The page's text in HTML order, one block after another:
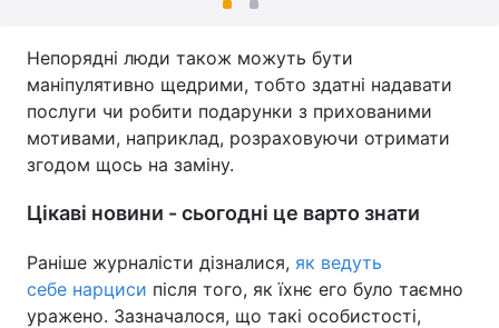
Непорядні люди також можуть бути
маніпулятивно щедрими, тобто здатні надавати
послуги чи робити подарунки з прихованими
мотивами, наприклад, розраховуючи отримати
згодом щось на заміну.
Цікаві новини - сьогодні це варто знати
Раніше журналісти дізналися, як ведуть
себе нарциси після того, як їхнє его було таємно
уражено. Зазначалося, що такі особистості,